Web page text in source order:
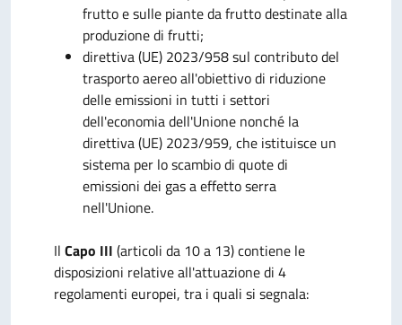
frutto e sulle piante da frutto destinate alla
produzione di frutti;
direttiva (UE) 2023/958 sul contributo del
trasporto aereo all'obiettivo di riduzione
delle emissioni in tutti i settori
dell'economia dell'Unione nonché la
direttiva (UE) 2023/959, che istituisce un
sistema per lo scambio di quote di
emissioni dei gas a effetto serra
nell'Unione.
Il Capo III (articoli da 10 a 13) contiene le
disposizioni relative all'attuazione di 4
regolamenti europei, tra i quali si segnala: